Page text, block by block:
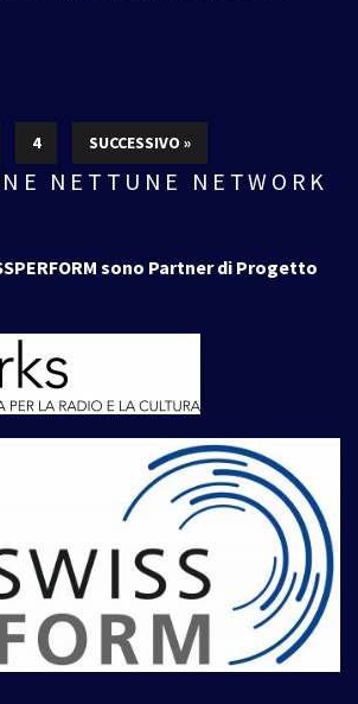
4 SUCCESSIVO »
NETTUNE NETWORK
sono Partner di Progetto